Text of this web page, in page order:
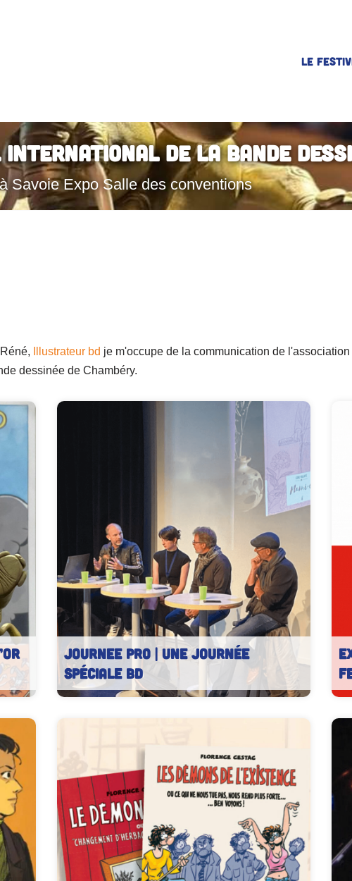
LE
de la Bande
Savoie Expo Salle des conventions
Illustrateur bd je m'occupe de la communication de
dessinée de Chambéry.
JOURNEE PRO | Une journée
spéciale BD